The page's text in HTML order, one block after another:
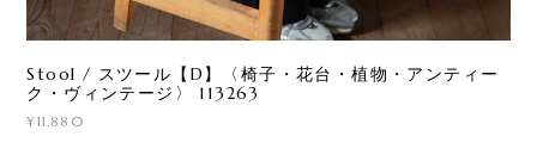
Stool / スツール【D】〈椅子・花台・植物・アンティー
ク・ヴィンテージ〉 113263
¥11,880